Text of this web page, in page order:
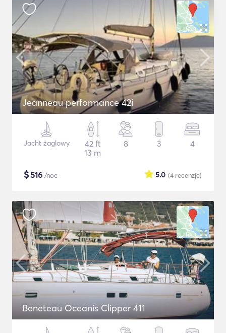
Jeanneau performance 42i
Jacht żaglowy
42 ft
13 m
8 3 4
$516 /noc (4 recenzje)
5.0
Beneteau Oceanis Clipper 411